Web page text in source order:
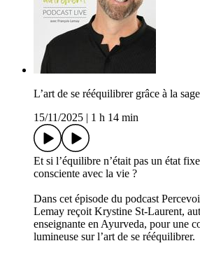
L’art de se rééquilibrer grâce à la
15/11/2025
1 h 14 min
Et si l’équilibre n’était pas un état
consciente avec la vie ?
Dans cet épisode du podcast
Lemay reçoit Krystine St-Laurent,
enseignante en Ayurveda, pour une
lumineuse sur l’art de se rééquilibrer.